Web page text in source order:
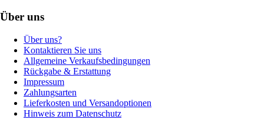
Über uns
Über uns?
Kontaktieren Sie uns
Allgemeine Verkaufsbedingungen
Rückgabe & Erstattung
Impressum
Zahlungsarten
Lieferkosten und Versandoptionen
Hinweis zum Datenschutz